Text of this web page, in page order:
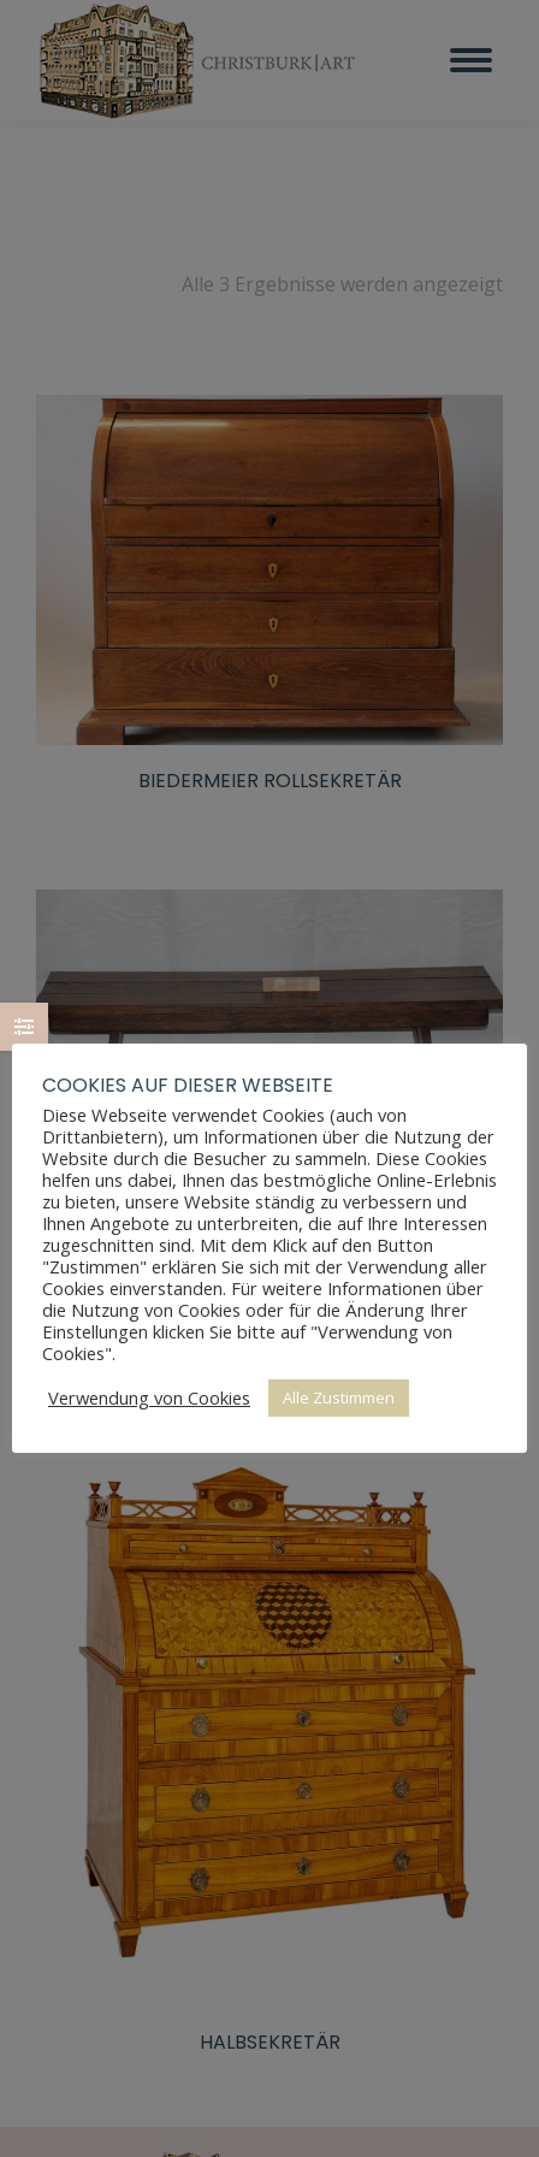
Alle 3 Ergebnisse werden angezeigt
BIEDERMEIER ROLLSEKRETÄR
EICHE BANK JUGENDSTIL
HALBSEKRETÄR
COOKIES AUF DIESER WEBSEITE
Diese Webseite verwendet Cookies (auch von
Drittanbietern), um Informationen über die Nutzung der
Website durch die Besucher zu sammeln. Diese Cookies
helfen uns dabei, Ihnen das bestmögliche Online-Erlebnis
zu bieten, unsere Website ständig zu verbessern und
Ihnen Angebote zu unterbreiten, die auf Ihre Interessen
zugeschnitten sind. Mit dem Klick auf den Button
"Zustimmen" erklären Sie sich mit der Verwendung aller
Cookies einverstanden. Für weitere Informationen über
die Nutzung von Cookies oder für die Änderung Ihrer
Einstellungen klicken Sie bitte auf "Verwendung von
Cookies".
Verwendung von Cookies
Alle Zustimmen